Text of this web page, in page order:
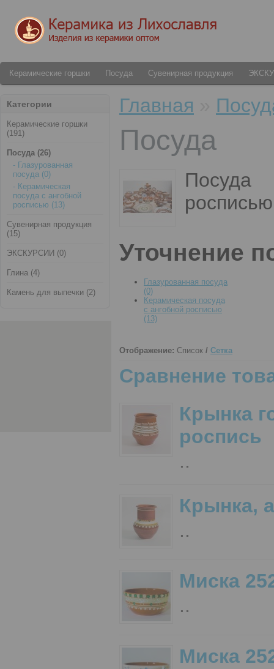
Керамические горшки Посуда Сувенирная продукция
Категории
Керамические горшки
(191)
Посуда (26)
- Глазурованная
посуда (0)
- Керамическая
посуда с ангобной
росписью (13)
Сувенирная продукция
(15)
ЭКСКУРСИИ (0)
Глина (4)
Камень для выпечки (2)
Главная
Посуда
Посуда
Уточнение
Глазурованная посуда
(0)
Керамическая посуда
с ангобной росписью
(13)
Отображение: Список / Сетка
Сравнение
Крынка
роспись
..
Крынка,
..
Миска
..
Миска